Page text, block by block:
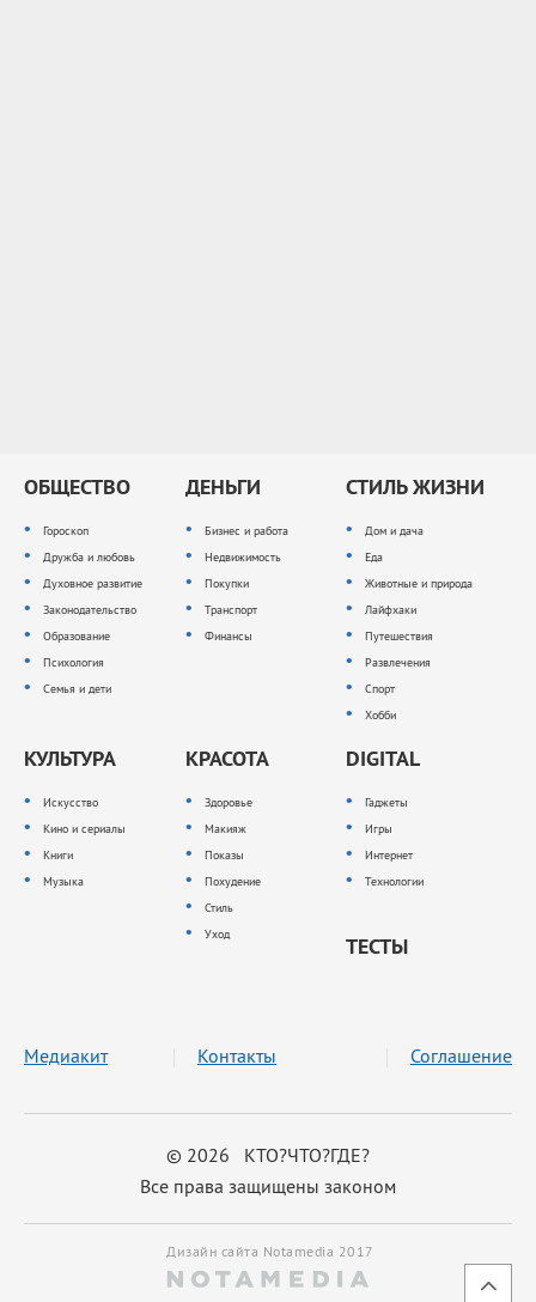
ОБЩЕСТВО
Гороскоп
Дружба и любовь
Духовное развитие
Законодательство
Образование
Психология
Семья и дети
ДЕНЬГИ
Бизнес и работа
Недвижимость
Покупки
Транспорт
Финансы
СТИЛЬ ЖИЗНИ
Дом и дача
Еда
Животные и природа
Лайфхаки
Путешествия
Развлечения
Спорт
Хобби
КУЛЬТУРА
Искусство
Кино и сериалы
Книги
Музыка
КРАСОТА
Здоровье
Макияж
Показы
Похудение
Стиль
Уход
DIGITAL
Гаджеты
Игры
Интернет
Технологии
ТЕСТЫ
© 2026 КТО?ЧТО?ГДЕ?
Все права защищены законом
Медиакит Контакты Соглашение
Дизайн сайта Notamedia 2017